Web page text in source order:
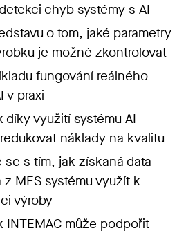
chyb systémy s AI
o tom, jaké parametry
je možné zkontrolovat
fungování reálného
v praxi
díky využití systému AI
náklady na kvalitu
se s tím, jak získaná data
z MES systému využít k
výroby
INTEMAC může podpořit